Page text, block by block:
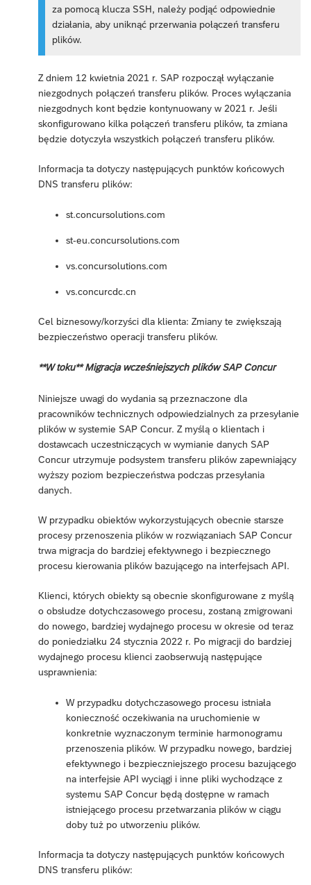
za pomocą klucza SSH, należy podjąć odpowiednie
działania, aby uniknąć przerwania połączeń transferu
plików.
Z dniem 12 kwietnia 2021 r. SAP rozpoczął wyłączanie
niezgodnych połączeń transferu plików. Proces wyłączania
niezgodnych kont będzie kontynuowany w 2021 r. Jeśli
skonfigurowano kilka połączeń transferu plików, ta zmiana
będzie dotyczyła wszystkich połączeń transferu plików.
Informacja ta dotyczy następujących punktów końcowych
DNS transferu plików:
st.concursolutions.com
st-eu.concursolutions.com
vs.concursolutions.com
vs.concurcdc.cn
Cel biznesowy/korzyści dla klienta: Zmiany te zwiększają
bezpieczeństwo operacji transferu plików.
**W toku** Migracja wcześniejszych plików SAP Concur
Niniejsze uwagi do wydania są przeznaczone dla
pracowników technicznych odpowiedzialnych za przesyłanie
plików w systemie SAP Concur. Z myślą o klientach i
dostawcach uczestniczących w wymianie danych SAP
Concur utrzymuje podsystem transferu plików zapewniający
wyższy poziom bezpieczeństwa podczas przesyłania
danych.
W przypadku obiektów wykorzystujących obecnie starsze
procesy przenoszenia plików w rozwiązaniach SAP Concur
trwa migracja do bardziej efektywnego i bezpiecznego
procesu kierowania plików bazującego na interfejsach API.
Klienci, których obiekty są obecnie skonfigurowane z myślą
o obsłudze dotychczasowego procesu, zostaną zmigrowani
do nowego, bardziej wydajnego procesu w okresie od teraz
do poniedziałku 24 stycznia 2022 r. Po migracji do bardziej
wydajnego procesu klienci zaobserwują następujące
usprawnienia:
W przypadku dotychczasowego procesu istniała
konieczność oczekiwania na uruchomienie w
konkretnie wyznaczonym terminie harmonogramu
przenoszenia plików. W przypadku nowego, bardziej
efektywnego i bezpieczniejszego procesu bazującego
na interfejsie API wyciągi i inne pliki wychodzące z
systemu SAP Concur będą dostępne w ramach
istniejącego procesu przetwarzania plików w ciągu
doby tuż po utworzeniu plików.
Informacja ta dotyczy następujących punktów końcowych
DNS transferu plików: